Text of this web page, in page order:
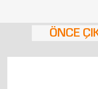
ÖNCE